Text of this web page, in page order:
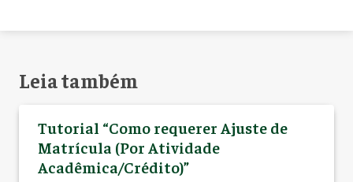
Leia também
Tutorial “Como requerer Ajuste de
Matrícula (Por Atividade
Acadêmica/Crédito)”